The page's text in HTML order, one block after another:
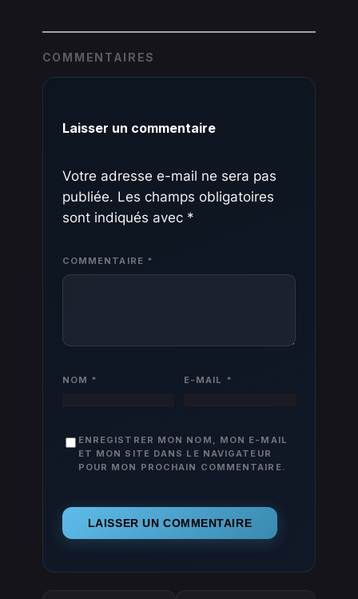
COMMENTAIRES
Laisser un commentaire
Votre adresse e-mail ne sera pas
publiée. Les champs obligatoires
sont indiqués avec *
COMMENTAIRE *
NOM * E-MAIL *
ENREGISTRER MON NOM, MON E-MAIL
ET MON SITE DANS LE NAVIGATEUR
POUR MON PROCHAIN COMMENTAIRE.